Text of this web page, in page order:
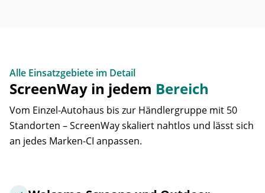
Alle Einsatzgebiete im Detail
ScreenWay in jedem Bereich
Vom Einzel-Autohaus bis zur Händlergruppe mit 50
Standorten – ScreenWay skaliert nahtlos und lässt sich
an jedes Marken-CI anpassen.